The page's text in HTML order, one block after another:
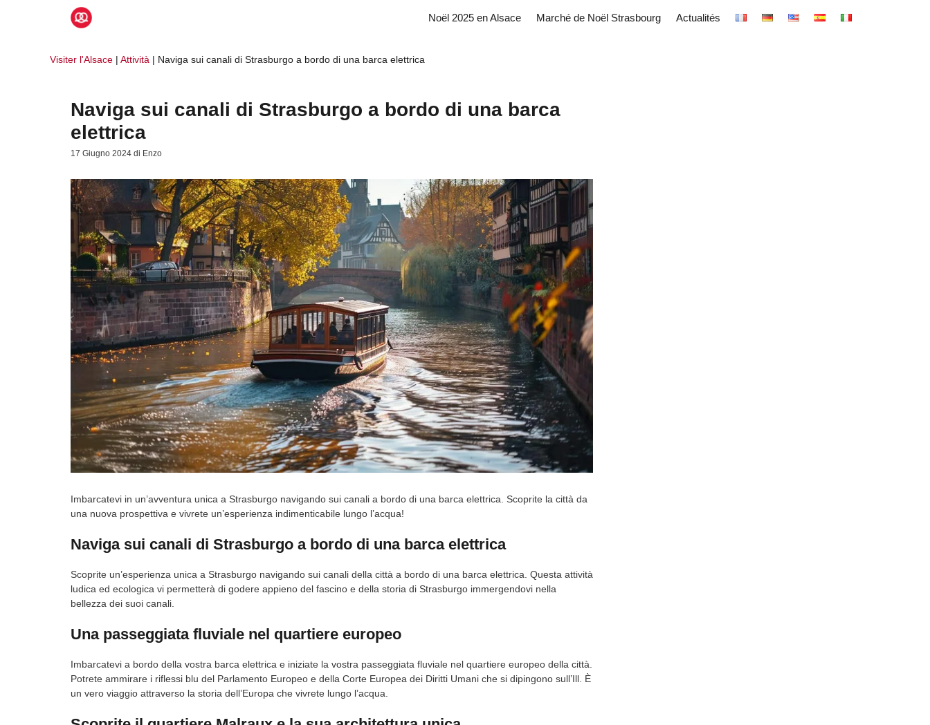
Noël 2025 en Alsace Marché de Noël Strasbourg Actualités
Visiter l'Alsace | Attività | Naviga sui canali di Strasburgo a bordo di una barca elettrica
Naviga sui canali di Strasburgo a bordo di una barca
elettrica
17 Giugno 2024 di Enzo
Imbarcatevi in un’avventura unica a Strasburgo navigando sui canali a bordo di una barca elettrica. Scoprite la città da
una nuova prospettiva e vivrete un’esperienza indimenticabile lungo l’acqua!
Naviga sui canali di Strasburgo a bordo di una barca elettrica
Scoprite un’esperienza unica a Strasburgo navigando sui canali della città a bordo di una barca elettrica. Questa attività
ludica ed ecologica vi permetterà di godere appieno del fascino e della storia di Strasburgo immergendovi nella
bellezza dei suoi canali.
Una passeggiata fluviale nel quartiere europeo
Imbarcatevi a bordo della vostra barca elettrica e iniziate la vostra passeggiata fluviale nel quartiere europeo della città.
Potrete ammirare i riflessi blu del Parlamento Europeo e della Corte Europea dei Diritti Umani che si dipingono sull’Ill. È
un vero viaggio attraverso la storia dell’Europa che vivrete lungo l’acqua.